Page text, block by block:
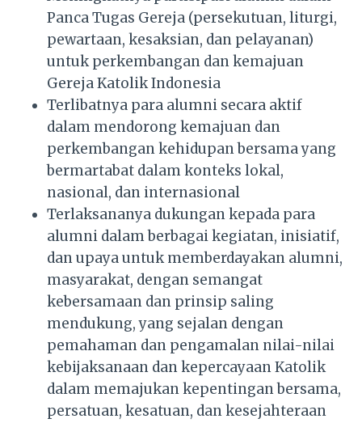
Panca Tugas Gereja (persekutuan, liturgi,
pewartaan, kesaksian, dan pelayanan)
untuk perkembangan dan kemajuan
Gereja Katolik Indonesia
Terlibatnya para alumni secara aktif
dalam mendorong kemajuan dan
perkembangan kehidupan bersama yang
bermartabat dalam konteks lokal,
nasional, dan internasional
Terlaksananya dukungan kepada para
alumni dalam berbagai kegiatan, inisiatif,
dan upaya untuk memberdayakan alumni,
masyarakat, dengan semangat
kebersamaan dan prinsip saling
mendukung, yang sejalan dengan
pemahaman dan pengamalan nilai-nilai
kebijaksanaan dan kepercayaan Katolik
dalam memajukan kepentingan bersama,
persatuan, kesatuan, dan kesejahteraan